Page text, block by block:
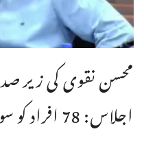
محسن نقوی کی زیر
اجلاس: 78 افراد کو سول ایوارڈز دینے ...